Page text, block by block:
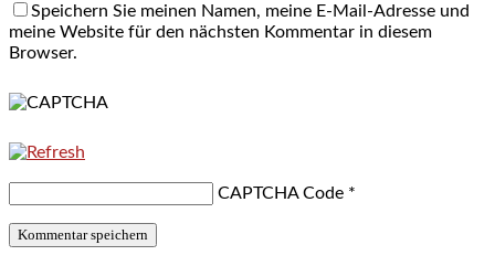
Speichern Sie meinen Namen, meine E-Mail-Adresse und
meine Website für den nächsten Kommentar in diesem
Browser.
CAPTCHA Code *